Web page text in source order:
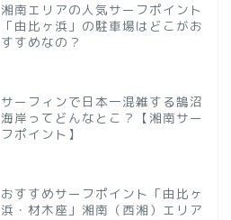
湘南エリアの人気サーフポイント
「由比ヶ浜」の駐車場はどこがお
すすめなの？
サーフィンで日本一混雑する鵠沼
海岸ってどんなとこ？【湘南サー
フポイント】
おすすめサーフポイント「由比ヶ
浜・材木座」湘南（西湘）エリア